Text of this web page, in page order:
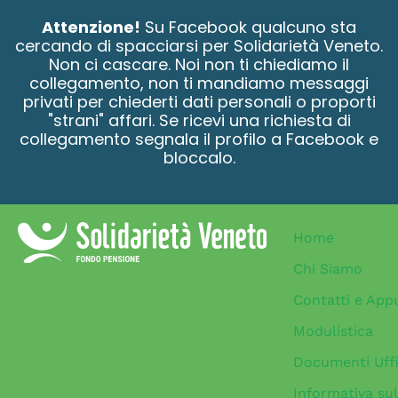
Attenzione! Su Facebook qualcuno sta
cercando di spacciarsi per Solidarietà Veneto.
Non ci cascare. Noi non ti chiediamo il
collegamento, non ti mandiamo messaggi
privati per chiederti dati personali o proporti
"strani" affari. Se ricevi una richiesta di
collegamento segnala il profilo a Facebook e
bloccalo.
Home
Chi Siamo
Contatti e
Modulistica
Documenti
Informativa